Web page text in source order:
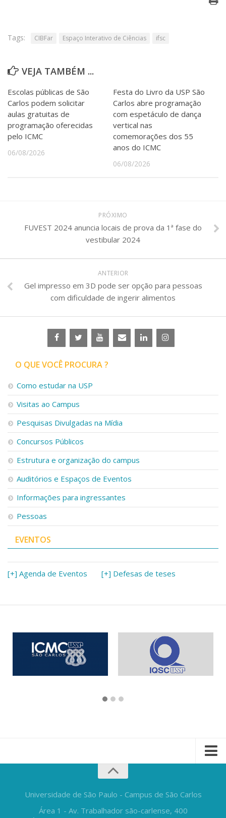
Tags: CIBFar Espaço Interativo de Ciências ifsc
VEJA TAMBÉM ...
Escolas públicas de São
Carlos podem solicitar
aulas gratuitas de
programação oferecidas
pelo ICMC
06/08/2026
Festa do Livro da USP São
Carlos abre programação
com espetáculo de dança
vertical nas
comemorações dos 55
anos do ICMC
06/08/2026
PRÓXIMO
FUVEST 2024 anuncia locais de prova da 1ª fase do
vestibular 2024
ANTERIOR
Gel impresso em 3D pode ser opção para pessoas
com dificuldade de ingerir alimentos
O QUE VOCÊ PROCURA ?
Como estudar na USP
Visitas ao Campus
Pesquisas Divulgadas na Mídia
Concursos Públicos
Estrutura e organização do campus
Auditórios e Espaços de Eventos
Informações para ingressantes
Pessoas
EVENTOS
[+] Agenda de Eventos [+] Defesas de teses
Universidade de São Paulo - Campus de São Carlos
Área 1 - Av. Trabalhador são-carlense, 400